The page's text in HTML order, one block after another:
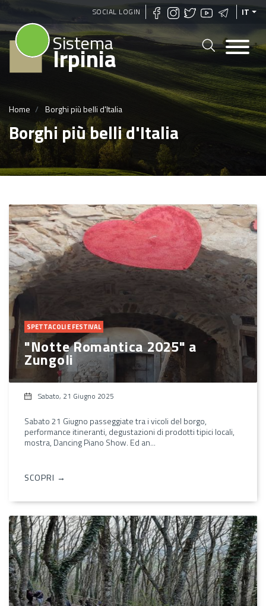
Salta
al
contenuto
principale
SOCIAL LOGIN IT
Sistema
Irpinia
Home Borghi più belli d'Italia
Borghi più belli d'Italia
SPETTACOLI E FESTIVAL
"Notte Romantica 2025" a
Zungoli
Sabato, 21 Giugno 2025
Sabato 21 Giugno passeggiate tra i vicoli del borgo,
performance itineranti, degustazioni di prodotti tipici locali,
mostra, Dancing Piano Show. Ed an...
SCOPRI →